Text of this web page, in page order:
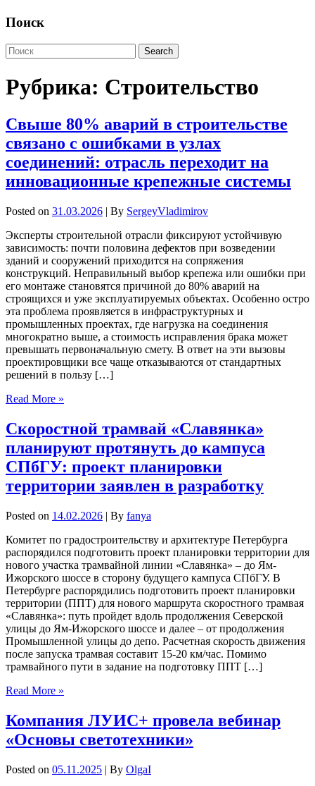
Поиск
Рубрика: Строительство
Свыше 80% аварий в строительстве
связано с ошибками в узлах
соединений: отрасль переходит на
инновационные крепежные системы
Posted on 31.03.2026 | By SergeyVladimirov
Эксперты строительной отрасли фиксируют устойчивую
зависимость: почти половина дефектов при возведении
зданий и сооружений приходится на сопряжения
конструкций. Неправильный выбор крепежа или ошибки при
его монтаже становятся причиной до 80% аварий на
строящихся и уже эксплуатируемых объектах. Особенно остро
эта проблема проявляется в инфраструктурных и
промышленных проектах, где нагрузка на соединения
многократно выше, а стоимость исправления брака может
превышать первоначальную смету. В ответ на эти вызовы
проектировщики все чаще отказываются от стандартных
решений в пользу […]
Read More »
Скоростной трамвай «Славянка»
планируют протянуть до кампуса
СПбГУ: проект планировки
территории заявлен в разработку
Posted on 14.02.2026 | By fanya
Комитет по градостроительству и архитектуре Петербурга
распорядился подготовить проект планировки территории для
нового участка трамвайной линии «Славянка» – до Ям-
Ижорского шоссе в сторону будущего кампуса СПбГУ. В
Петербурге распорядились подготовить проект планировки
территории (ППТ) для нового маршрута скоростного трамвая
«Славянка»: путь пройдет вдоль продолжения Северской
улицы до Ям-Ижорского шоссе и далее – от продолжения
Промышленной улицы до депо. Расчетная скорость движения
после запуска трамвая составит 15-20 км/час. Помимо
трамвайного пути в задание на подготовку ППТ […]
Read More »
Компания ЛУИС+ провела вебинар
«Основы светотехники»
Posted on 05.11.2025 | By OlgaI